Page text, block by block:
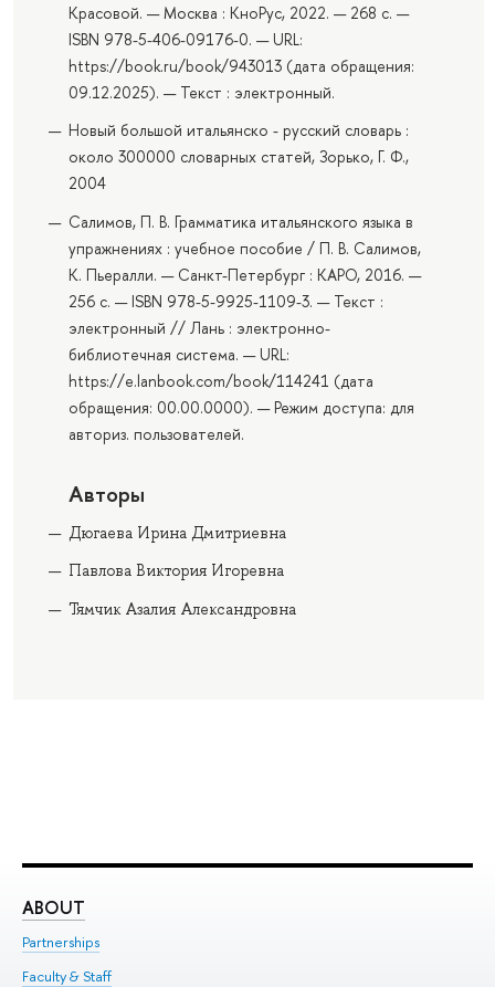
Красовой. — Москва : КноРус, 2022. — 268 с. —
ISBN 978-5-406-09176-0. — URL:
https://book.ru/book/943013 (дата обращения:
09.12.2025). — Текст : электронный.
Новый большой итальянско - русский словарь :
около 300000 словарных статей, Зорько, Г. Ф.,
2004
Салимов, П. В. Грамматика итальянского языка в
упражнениях : учебное пособие / П. В. Салимов,
К. Пьералли. — Санкт-Петербург : КАРО, 2016. —
256 с. — ISBN 978-5-9925-1109-3. — Текст :
электронный // Лань : электронно-
библиотечная система. — URL:
https://e.lanbook.com/book/114241 (дата
обращения: 00.00.0000). — Режим доступа: для
авториз. пользователей.
Авторы
Дюгаева Ирина Дмитриевна
Павлова Виктория Игоревна
Тямчик Азалия Александровна
ABOUT
Partnerships
Faculty & Staff